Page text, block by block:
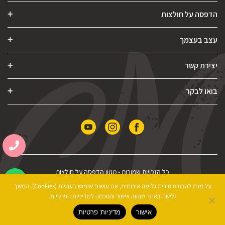
הדפסה על חולצות
עצב בעצמך
יצירת קשר
בואו לבקר
כל הזכויות שמורות -מגוון הדפסה על חולצות
הצהרת נגישות|מדיניות פרטיות|תקנון האתר
על מנת להבטיח חוויית גלישה איכותית, אנו עושים שימוש בעוגיות (Cookies). המשך
גלישה באתר מהווה אישור והסכמה למדיניות הפרטיות.
אישור מדיניות פרטיות